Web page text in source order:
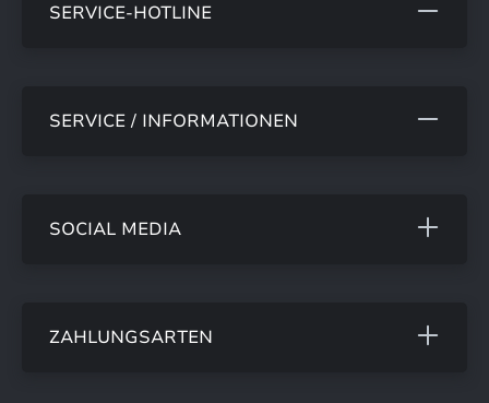
SERVICE-HOTLINE
SERVICE / INFORMATIONEN
SOCIAL MEDIA
ZAHLUNGSARTEN